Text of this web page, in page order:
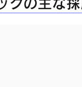
クの主な採